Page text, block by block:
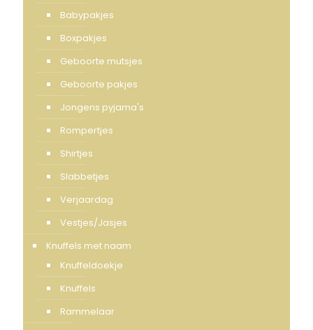
Babypakjes
Boxpakjes
Geboorte mutsjes
Geboorte pakjes
Jongens pyjama's
Rompertjes
Shirtjes
Slabbetjes
Verjaardag
Vestjes/Jasjes
Knuffels met naam
Knuffeldoekje
Knuffels
Rammelaar